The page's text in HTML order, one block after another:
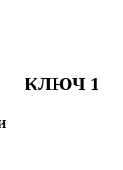
КЛЮЧ 1